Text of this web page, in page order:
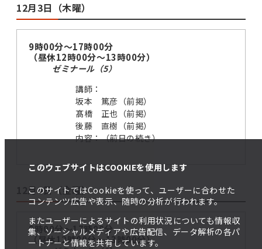
このウェブサイトはCOOKIEを使用します
このサイトではCookieを使って、ユーザーに合わせた
コンテンツ広告や表示、随時の分析が行われます。
またユーザーによるサイトの利用状況についても情報収
集、ソーシャルメディアや広告配信、データ解析の各パ
ートナーと情報を共有しています。
12月3日（木曜）
9時00分～17時00分
（昼休12時00分～13時00分）
ゼミナール（5）
講師：
坂本 篤彦（前掲）
髙橋 正也（前掲）
後藤 直樹（前掲）
内容：（前日の続き）
12月4日（金曜）
9時00分～17時00分
（昼休12時00分～13時00分）